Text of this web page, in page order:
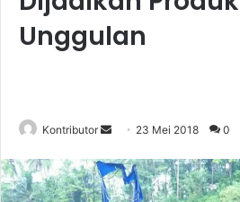
Unggulan
Kontributor
n
d
23 Mei 2018 0